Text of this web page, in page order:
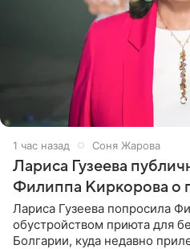
1 час назад Соня Жарова
Лариса Гузеева
Филиппа Киркорова о
Лариса Гузеева попросила
обустройством приюта для
Болгарии, куда недавно